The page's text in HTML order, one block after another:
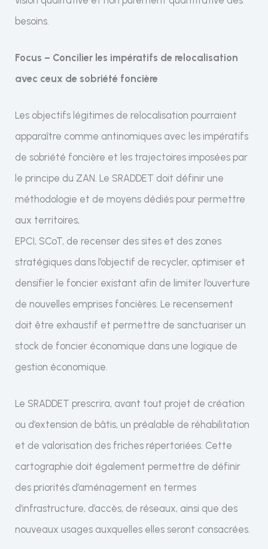
besoins.
Focus – Concilier les impératifs de relocalisation
avec ceux de sobriété foncière
Les objectifs légitimes de relocalisation pourraient
apparaître comme antinomiques avec les impératifs
de sobriété foncière et les trajectoires imposées par
le principe du ZAN. Le SRADDET doit définir une
méthodologie et de moyens dédiés pour permettre
aux territoires,
EPCI, SCoT, de recenser des sites et des zones
stratégiques dans l’objectif de recycler, optimiser et
densifier le foncier existant afin de limiter l’ouverture
de nouvelles emprises foncières. Le recensement
doit être exhaustif et permettre de sanctuariser un
stock de foncier économique dans une logique de
gestion économique.
Le SRADDET prescrira, avant tout projet de création
ou d’extension de bâtis, un préalable de réhabilitation
et de valorisation des friches répertoriées. Cette
cartographie doit également permettre de définir
des priorités d’aménagement en termes
d’infrastructure, d’accès, de réseaux, ainsi que des
nouveaux usages auxquelles elles seront consacrées.